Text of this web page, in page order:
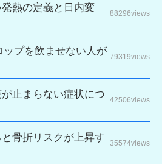
熱の定義と日内変
88296views
プを飲ませない人が 79319views
止まらない症状につ
42506views
骨折リスクが上昇す
35574views